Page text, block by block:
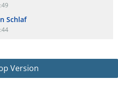
Schlaf
Version